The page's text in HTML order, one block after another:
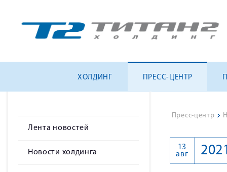
ХОЛДИНГ ПРЕСС-ЦЕНТР
Лента новостей
Новости холдинга
Пресс-центр >
13
авг